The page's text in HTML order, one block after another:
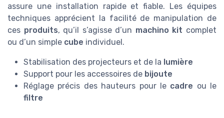
assure une installation rapide et fiable. Les équipes
techniques apprécient la facilité de manipulation de
ces produits, qu’il s’agisse d’un machino kit complet
ou d’un simple cube individuel.
Stabilisation des projecteurs et de la lumière
Support pour les accessoires de bijoute
Réglage précis des hauteurs pour le cadre ou le
filtre